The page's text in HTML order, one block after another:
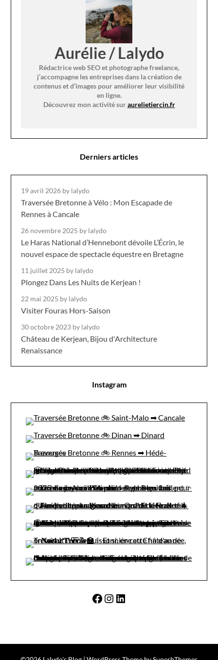
Aurélie / Lalydo
Rédactrice web SEO et photographe freelance,
j’accompagne les entreprises dans la création de
contenus et d’images pour améliorer leur visibilité
en ligne.
Découvrez mon activité suraurelietiercin.fr
Derniers articles
19 avril 2026 by lalydo
Traversée Bretonne à Vélo : Mon Escapade de
Rennes à Cancale
26 novembre 2025 by lalydo
Le Haras National d’Hennebont dévoile L’Écrin, le
nouvel espace de spectacle équestre en Bretagne
11 juillet 2025 by lalydo
Plongez Dans Les Nuits de Kerjean !
22 mai 2025 by lalydo
Visiter Fouras Hors-Saison
30 octobre 2023 by lalydo
Château de Kerjean, Bijou d'Architecture
Renaissance
Instagram
Facebook
Instagram
LinkedIn